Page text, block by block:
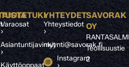
TUOTETUKI
Varaosat
›
Asiantuntijavinkit
›
YHTEYDET
Yhteystiedot
›
myynti@savorak.fi
Instagram
SAVORAK
OY
Teollisuustie
2